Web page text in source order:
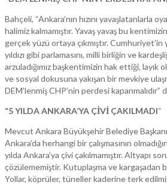
Bahçeli, “Ankara’nın hızını yavaşlatanlarla
halimiz kalmamıştır. Yavaş yavaş bu
gerçek yüzü ortaya çıkmıştır. Cumhuriyet’in
yıldızı gibi parlamasını, milli birliğin ve
arzuladığımız başkentimizin hak ettiği,
ve sosyal dokusuna yakışan bir mevkiye
DEM’lenmiş CHP’nin perdesi kapanmalıdır”
“5 YILDA ANKARA’YA ÇİVİ ÇAKILMADI“
Mevcut Ankara Büyükşehir Belediye Başkanı
Ankara’da herhangi bir çalışmasının
yılda Ankara’ya çivi çakılmamıştır. Altyapı
çözülememiştir. Kutuplaşma ve kargaşadan
Yollar, köprüler, tüneller kaderine terk